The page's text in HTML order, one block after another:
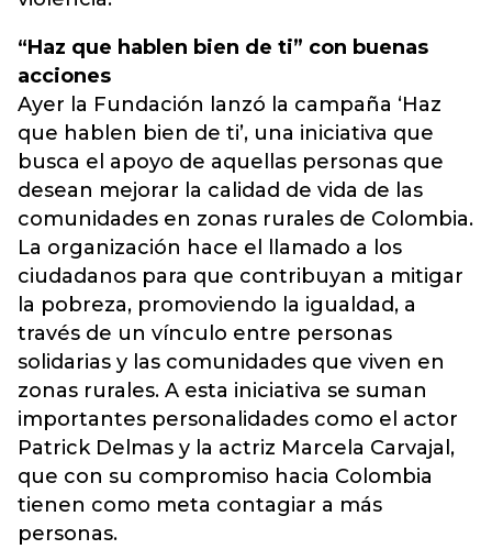
“Haz que hablen bien de ti” con buenas
acciones
Ayer la Fundación lanzó la campaña ‘Haz
que hablen bien de ti’, una iniciativa que
busca el apoyo de aquellas personas que
desean mejorar la calidad de vida de las
comunidades en zonas rurales de Colombia.
La organización hace el llamado a los
ciudadanos para que contribuyan a mitigar
la pobreza, promoviendo la igualdad, a
través de un vínculo entre personas
solidarias y las comunidades que viven en
zonas rurales. A esta iniciativa se suman
importantes personalidades como el actor
Patrick Delmas y la actriz Marcela Carvajal,
que con su compromiso hacia Colombia
tienen como meta contagiar a más
personas.